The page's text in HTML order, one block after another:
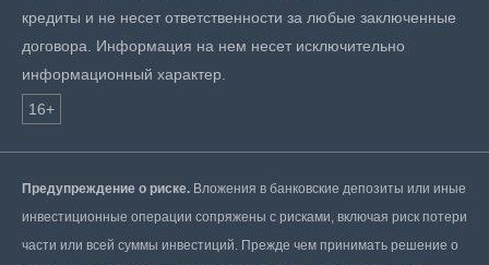
кредиты и не несет ответственности за любые заключенные
договора. Информация на нем несет исключительно
информационный характер.
16+
Предупреждение о риске. Вложения в банковские депозиты или иные
инвестиционные операции сопряжены с рисками, включая риск потери
части или всей суммы инвестиций. Прежде чем принимать решение о